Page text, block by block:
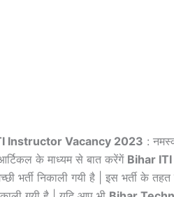
Instructor Vacancy 2023 :
के माध्यम से बात करेंगें Bihar
भर्ती निकाली गयी है | इस भर्ती के तहत